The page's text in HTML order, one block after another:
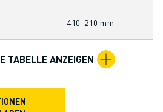
410-210 mm
TABELLE ANZEIGEN